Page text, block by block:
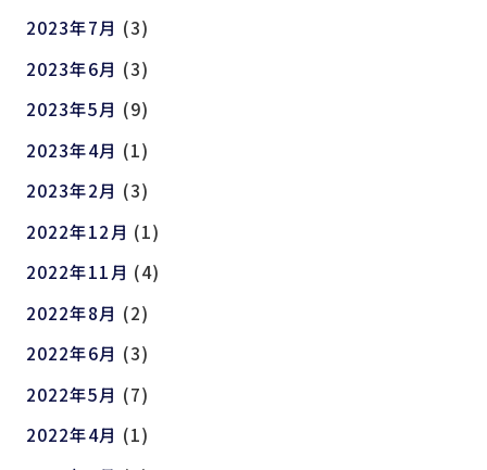
2023年7月 (3)
2023年6月 (3)
2023年5月 (9)
2023年4月 (1)
2023年2月 (3)
2022年12月 (1)
2022年11月 (4)
2022年8月 (2)
2022年6月 (3)
2022年5月 (7)
2022年4月 (1)